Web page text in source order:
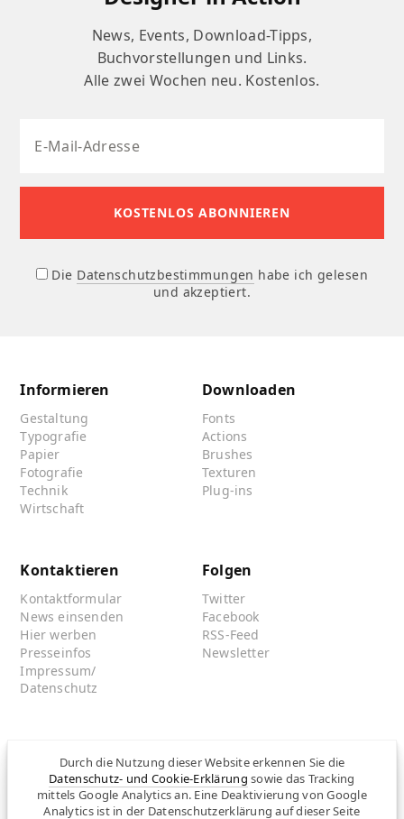
Durch die Nutzung dieser Website erkennen Sie die
Datenschutz- und Cookie-Erklärung sowie das Tracking
mittels Google Analytics an. Eine Deaktivierung von Google
Analytics ist in der Datenschutzerklärung auf dieser Seite
News, Events, Download-Tipps,
Buchvorstellungen und Links.
Alle zwei Wochen neu. Kostenlos.
Die Datenschutzbestimmungen habe ich gelesen
und akzeptiert.
Informieren
Gestaltung
Typografie
Papier
Fotografie
Technik
Wirtschaft
Downloaden
Fonts
Actions
Brushes
Texturen
Plug-ins
Kontaktieren
Kontaktformular
News einsenden
Hier werben
Presseinfos
Impressum/
Datenschutz
Folgen
Twitter
Facebook
RSS-Feed
Newsletter
Rullkötter AGD
Jazz for me